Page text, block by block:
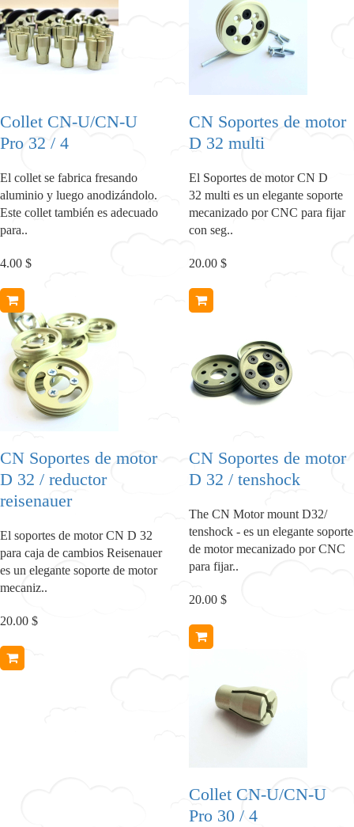
Collet CN-U/CN-U
Pro 32 / 4
El collet se fabrica fresando
aluminio y luego anodizándolo.
Este collet también es adecuado
para..
4.00 $
CN Soportes de motor
D 32 multi
El Soportes de motor CN D
32 multi es un elegante soporte
mecanizado por CNC para fijar
con seg..
20.00 $
CN Soportes de motor
D 32 / reductor
reisenauer
El soportes de motor CN D 32
para caja de cambios Reisenauer
es un elegante soporte de motor
mecaniz..
20.00 $
CN Soportes de motor
D 32 / tenshock
The CN Motor mount D32/
tenshock - es un elegante soporte
de motor mecanizado por CNC
para fijar..
20.00 $
Collet CN-U/CN-U
Pro 30 / 4